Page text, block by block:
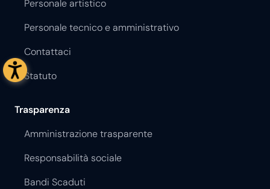
Personale artistico
Personale tecnico e amministrativo
Contattaci
Statuto
Trasparenza
Amministrazione trasparente
Responsabilità sociale
Bandi Scaduti